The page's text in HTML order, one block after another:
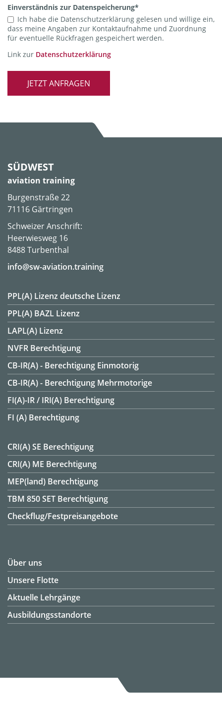
Einverständnis zur Datenspeicherung*
Ich habe die Datenschutzerklärung gelesen und willige ein,
dass meine Angaben zur Kontaktaufnahme und Zuordnung
für eventuelle Rückfragen gespeichert werden.
Link zur Datenschutzerklärung
JETZT ANFRAGEN
SÜDWEST
aviation training
Burgenstraße 22
71116 Gärtringen
Schweizer Anschrift:
Heerwiesweg 16
8488 Turbenthal
info@sw-aviation.training
PPL(A) Lizenz deutsche Lizenz
PPL(A) BAZL Lizenz
LAPL(A) Lizenz
NVFR Berechtigung
CB-IR(A) - Berechtigung Einmotorig
CB-IR(A) - Berechtigung Mehrmotorige
FI(A)-IR / IRI(A) Berechtigung
FI (A) Berechtigung
CRI(A) SE Berechtigung
CRI(A) ME Berechtigung
MEP(land) Berechtigung
TBM 850 SET Berechtigung
Checkflug/Festpreisangebote
Über uns
Unsere Flotte
Aktuelle Lehrgänge
Ausbildungsstandorte